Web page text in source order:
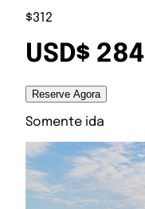
$312
USD$ 284
Reserve Agora
Somente ida